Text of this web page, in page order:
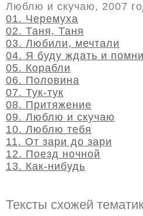
Люблю и скучаю, 2007
01. Черемуха
02. Таня, Таня
03. Любили, мечтали
04. Я буду ждать и
05. Корабли
06. Половина
07. Тук-тук
08. Притяжение
09. Люблю и скучаю
10. Люблю тебя
11. От зари до зари
12. Поезд ночной
13. Как-нибудь
Тексты схожей